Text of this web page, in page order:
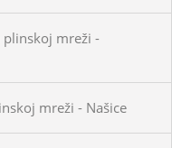
mreži -
mreži - Našice